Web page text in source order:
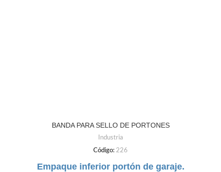
BANDA PARA SELLO DE PORTONES
Industria
Código: 226
Empaque inferior portón de garaje.